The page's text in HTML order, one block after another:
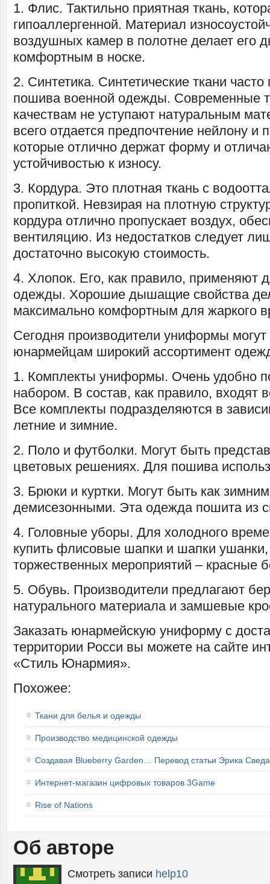
1. Флис. Тактильно приятная ткань,
гипоаллергенной. Материал
воздушных камер в полотне делает его
комфортным в носке.
2. Синтетика. Синтетические ткани
пошива военной одежды. Современные
качествам не уступают натуральным
всего отдается предпочтение нейлону и
которые отлично держат форму и
устойчивостью к износу.
3. Кордура. Это плотная ткань с
пропиткой. Невзирая на плотную
кордура отлично пропускает воздух,
вентиляцию. Из недостатков следует
достаточно высокую стоимость.
4. Хлопок. Его, как правило, применяют
одежды. Хорошие дышащие свойства
максимально комфортным для жаркого
Сегодня производители униформы
юнармейцам широкий ассортимент
1. Комплекты униформы. Очень удобно
набором. В состав, как правило, входят
Все комплекты подразделяются в
летние и зимние.
2. Поло и футболки. Могут быть
цветовых решениях. Для пошива
3. Брюки и куртки. Могут быть как
демисезонными. Эта одежда пошита из
4. Головные уборы. Для холодного
купить флисовые шапки и шапки
торжественных мероприятий – красные
5. Обувь. Производители предлагают
натурального материала и замшевые
Заказать юнармейскую униформу с
территории Росси вы можете на сайте
«Стиль Юнармия».
Похожее:
Ткани для белья и одежды
Производство медицинской одежды
Создавая Blueberry Garden… Перевод статьи Эрика
Интернет-магазин цифровых товаров 3Game
Rise of Nations
Об авторе
Смотреть записи help10